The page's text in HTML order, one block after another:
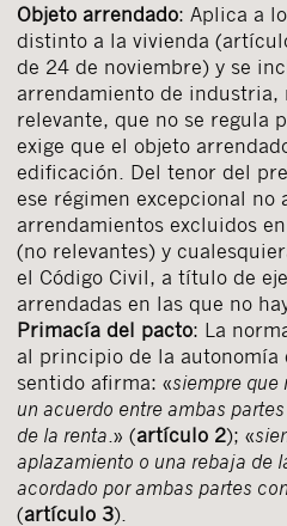
Objeto arrendado: Aplica a
distinto a la vivienda
de 24 de noviembre) y se
arrendamiento de industria,
relevante, que no se regula
exige que el objeto
edificación. Del tenor del
ese régimen excepcional no
arrendamientos excluidos
(no relevantes) y
el Código Civil, a título de
arrendadas en las que no
Primacía del pacto: La
al principio de la autonomía
sentido afirma: «siempre que
un acuerdo entre ambas
de la renta.» (artículo 2); «
aplazamiento o una rebaja de
acordado por ambas partes
(artículo 3).